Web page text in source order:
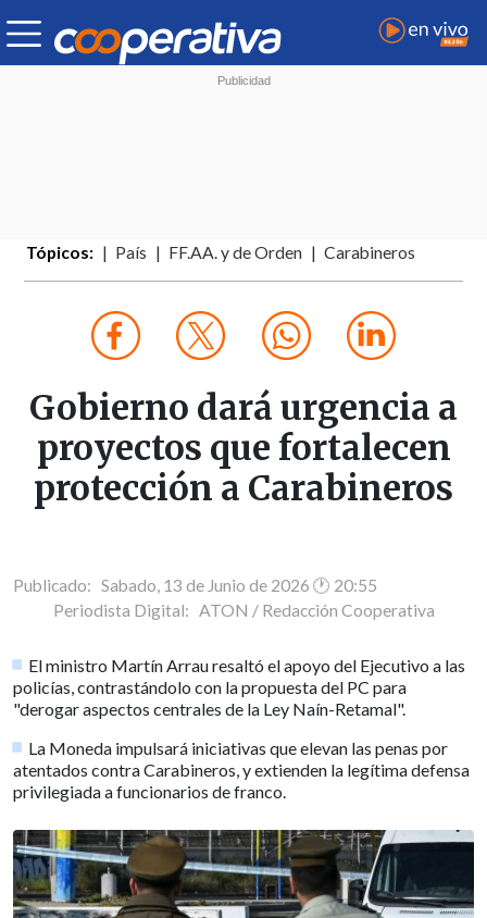
Tópicos: País FF.AA. y de Orden Carabineros
Gobierno dará urgencia a
proyectos que fortalecen
protección a Carabineros
Publicado: Sabado, 13 de Junio de 2026 🕐 20:55
Periodista Digital: ATON / Redacción Cooperativa
El ministro Martín Arrau resaltó el apoyo del Ejecutivo a las
policías, contrastándolo con la propuesta del PC para
"derogar aspectos centrales de la Ley Naín-Retamal".
La Moneda impulsará iniciativas que elevan las penas por
atentados contra Carabineros, y extienden la legítima defensa
privilegiada a funcionarios de franco.